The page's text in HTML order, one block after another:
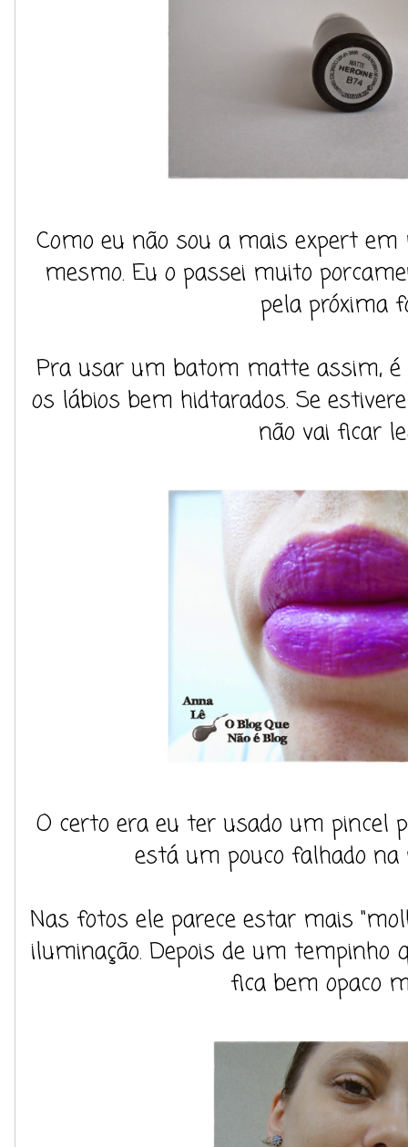
Como eu não sou a mais expert em
mesmo. Eu o passei muito
pela próxima
Pra usar um batom matte assim,
os lábios bem hidtarados. Se
não vai ficar
O certo era eu ter usado um pincel
está um pouco falhado
Nas fotos ele parece estar mais
iluminação. Depois de um tempinho
fica bem opaco